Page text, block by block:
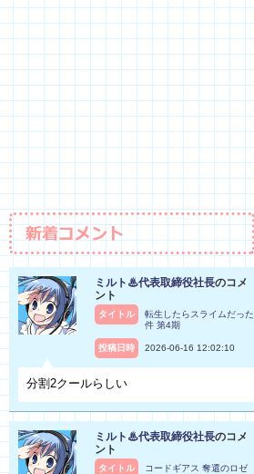
ミルト♨代表取締役社長のコメ
ント
タイトル
転生したらスライムだった
件 第4期
投稿日時 2026-06-16 12:02:10
分割2クールらしい
ミルト♨代表取締役社長のコメ
ント
タイトル コードギアス 奪還のロゼ